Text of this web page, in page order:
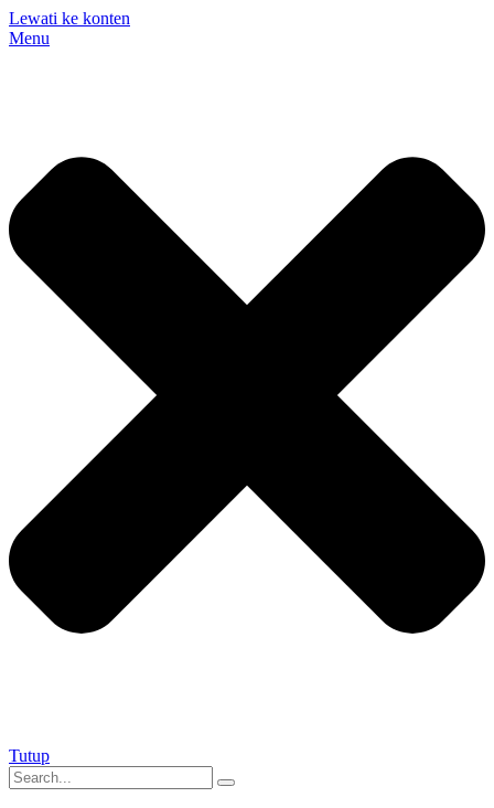
Lewati ke konten
Menu
Tutup